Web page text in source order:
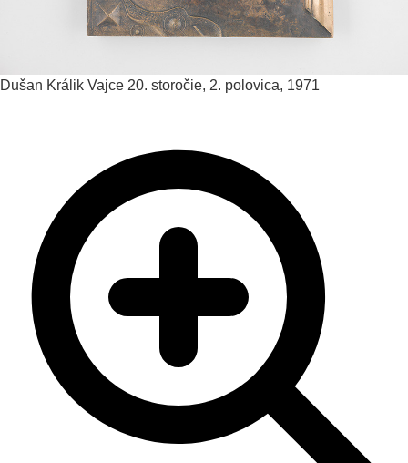
Dušan Králik Vajce 20. storočie, 2. polovica, 1971